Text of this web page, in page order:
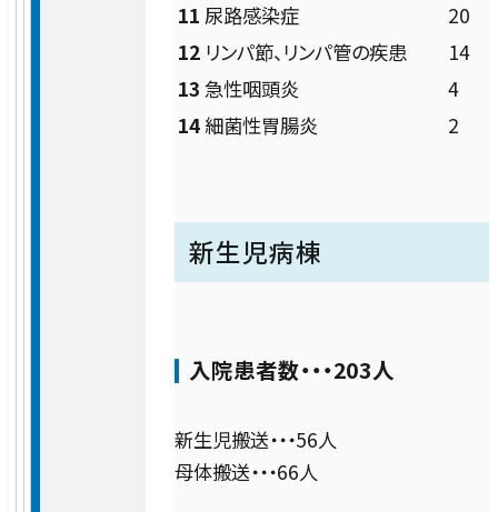
リハビリテーション科
脳卒中センター 脳神経外科
泌尿器科
耳手術・めまい難聴センター
耳鼻咽喉科・頭頸部外科
受付時間・診療日は診療科により異なります。
外来担当医表をご確認の上ご来院ください。
11 尿路感染症
20
12 リンパ節、リンパ管の疾患
14
13 急性咽頭炎
4
14 細菌性胃腸炎 2
新生児病棟
入院患者数・・・203人
新生児搬送・・・56人
母体搬送・・・66人